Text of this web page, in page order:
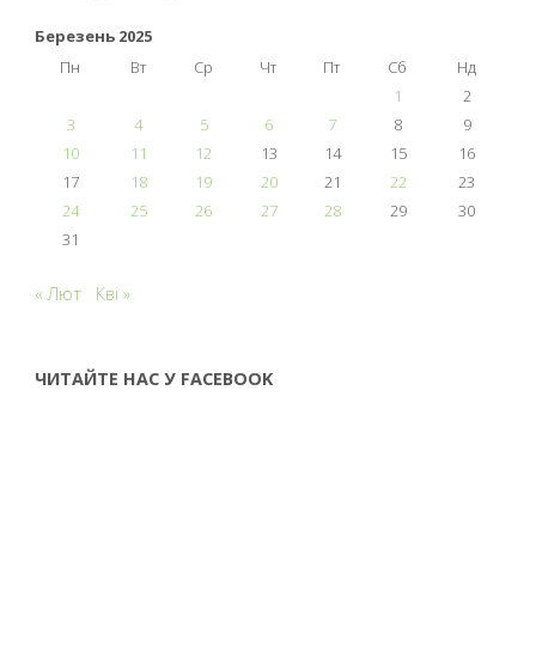
Березень 2025
Пн
Вт Ср Чт Пт Сб
Нд
1
2
3
4 5 6 7 8
9
10
11 12 13 14 15
16
17
18 19 20 21 22
23
24
25 26 27 28 29
30
31
« Лют Кві »
ЧИТАЙТЕ НАС У FACEBOOK